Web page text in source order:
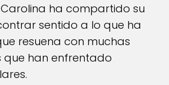
ha compartido su
sentido a lo que ha
resuena con muchas
que han enfrentado